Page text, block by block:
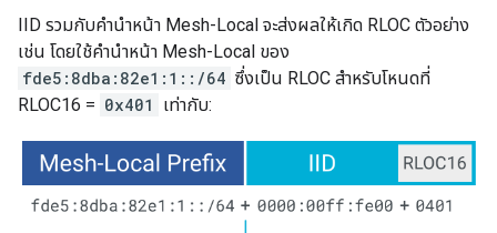
IID รวมกับคำนำหน้า Mesh-Local จะส่งผลให้เกิด RLOC ตัวอย่าง
เช่น โดยใช้คำนำหน้า Mesh-Local ของ
fde5:8dba:82e1:1::/64 ซึ่งเป็น RLOC สำหรับโหนดที่
RLOC16 = 0x401 เท่ากับ: